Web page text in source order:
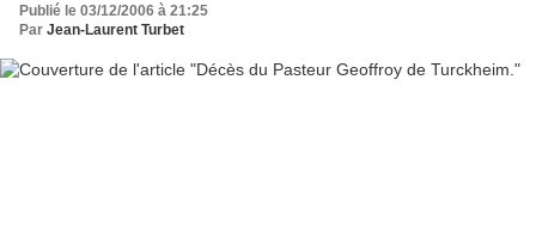
Publié le 03/12/2006 à 21:25
Par Jean-Laurent Turbet